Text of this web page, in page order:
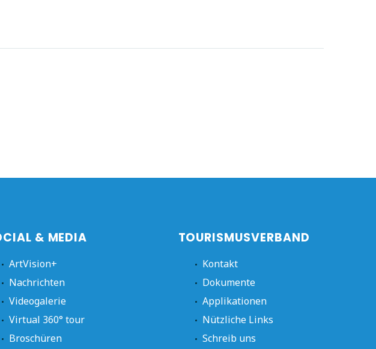
& MEDIA
ArtVision+
Nachrichten
Videogalerie
Virtual 360° tour
Broschüren
TOURISMUSVERBAND
Kontakt
Dokumente
Applikationen
Nützliche Links
Schreib uns